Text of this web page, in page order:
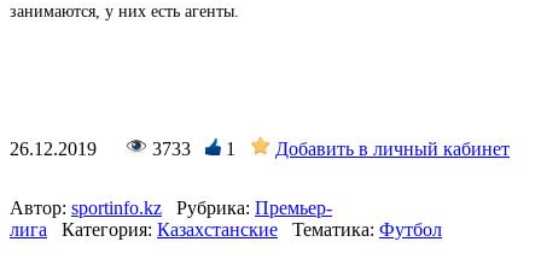
занимаются, у них есть агенты.
26.12.2019 3733 1 Добавить в личный кабинет
Автор: sportinfo.kz Рубрика: Премьер-
лига
Категория: Казахстанские Тематика: Футбол